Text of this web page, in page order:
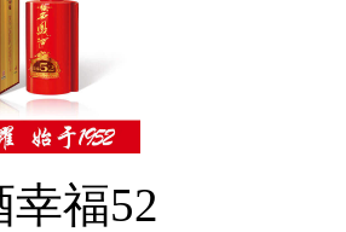
福52